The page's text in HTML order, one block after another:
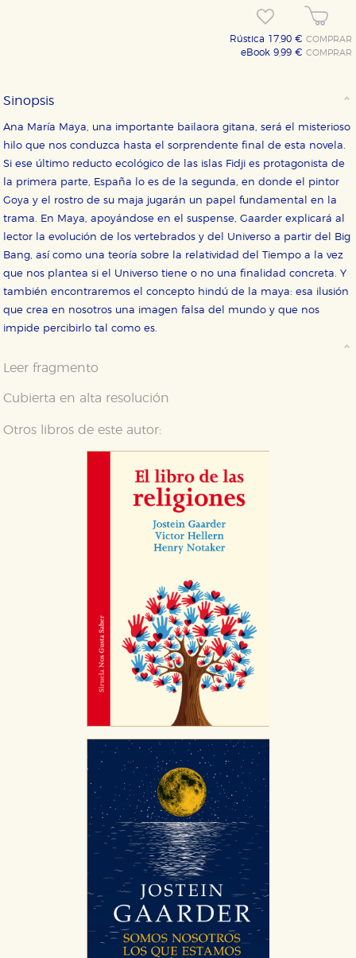
Rústica 17,90 €COMPRAR
eBook 9,99 €COMPRAR
Sinopsis
Ana María Maya, una importante bailaora gitana, será el misterioso
hilo que nos conduzca hasta el sorprendente final de esta novela.
Si ese último reducto ecológico de las islas Fidji es protagonista de
la primera parte, España lo es de la segunda, en donde el pintor
Goya y el rostro de su maja jugarán un papel fundamental en la
trama. En Maya, apoyándose en el suspense, Gaarder explicará al
lector la evolución de los vertebrados y del Universo a partir del Big
Bang, así como una teoría sobre la relatividad del Tiempo a la vez
que nos plantea si el Universo tiene o no una finalidad concreta. Y
también encontraremos el concepto hindú de la maya: esa ilusión
que crea en nosotros una imagen falsa del mundo y que nos
impide percibirlo tal como es.
Leer fragmento
Cubierta en alta resolución
Otros libros de este autor: